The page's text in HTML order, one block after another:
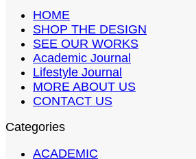
HOME
SHOP THE DESIGN
SEE OUR WORKS
Academic Journal
Lifestyle Journal
MORE ABOUT US
CONTACT US
Categories
ACADEMIC